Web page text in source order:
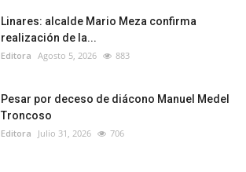
Linares: alcalde Mario Meza confirma
realización de la...
Editora Agosto 5, 2026 883
Pesar por deceso de diácono Manuel Medel
Troncoso
Editora Julio 31, 2026 706